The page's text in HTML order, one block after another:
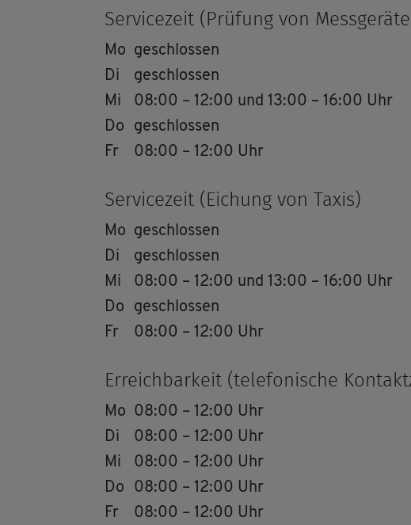
Ser­vice­zeit (Prü­fung von
Mo ge­schlos­sen
Di
ge­schlos­sen
Mi
08:00 – 12:00 und 13:00 – 16:00 Uhr
Do
ge­schlos­sen
Fr
08:00 – 12:00 Uhr
Ser­vice­zeit (Ei­chung von Taxis)
Mo ge­schlos­sen
Di
ge­schlos­sen
Mi
08:00 – 12:00 und 13:00 – 16:00 Uhr
Do
ge­schlos­sen
Fr
08:00 – 12:00 Uhr
Er­reich­bar­keit (te­le­fo­ni­sche
Mo 08:00 – 12:00 Uhr
Di
08:00 – 12:00 Uhr
Mi
08:00 – 12:00 Uhr
Do
08:00 – 12:00 Uhr
Fr
08:00 – 12:00 Uhr